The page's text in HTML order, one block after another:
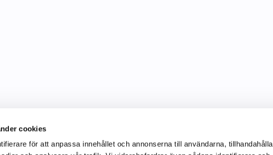
cookies
för att anpassa innehållet och annonserna till användarna, tillhandahålla
C&C Information